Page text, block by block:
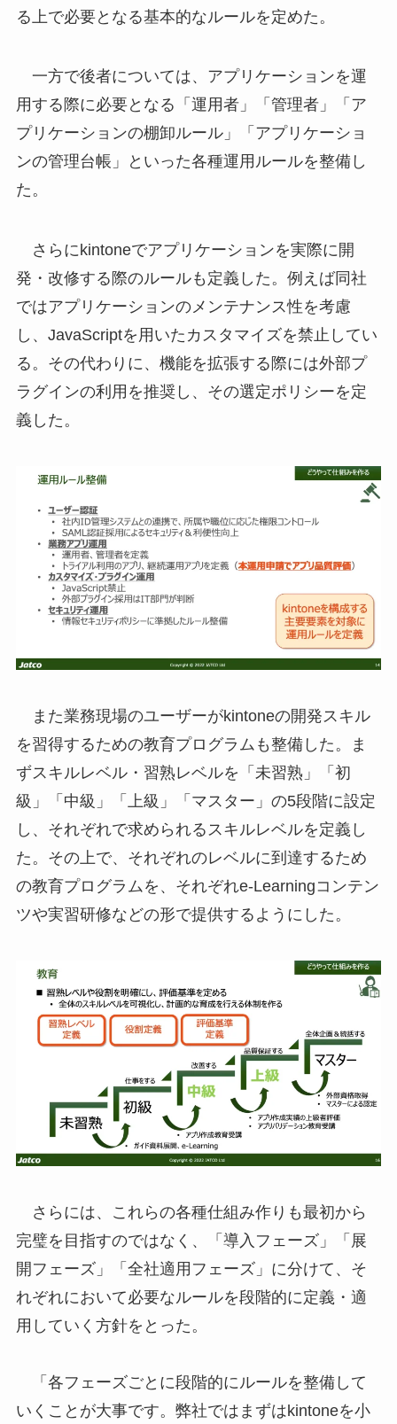
る上で必要となる基本的なルールを定めた。
一方で後者については、アプリケーションを運
用する際に必要となる「運用者」「管理者」「ア
プリケーションの棚卸ルール」「アプリケーショ
ンの管理台帳」といった各種運用ルールを整備し
た。
さらにkintoneでアプリケーションを実際に開
発・改修する際のルールも定義した。例えば同社
ではアプリケーションのメンテナンス性を考慮
し、JavaScriptを用いたカスタマイズを禁止してい
る。その代わりに、機能を拡張する際には外部プ
ラグインの利用を推奨し、その選定ポリシーを定
義した。
また業務現場のユーザーがkintoneの開発スキル
を習得するための教育プログラムも整備した。ま
ずスキルレベル・習熟レベルを「未習熟」「初
級」「中級」「上級」「マスター」の5段階に設定
し、それぞれで求められるスキルレベルを定義し
た。その上で、それぞれのレベルに到達するため
の教育プログラムを、それぞれe-Learningコンテン
ツや実習研修などの形で提供するようにした。
さらには、これらの各種仕組み作りも最初から
完璧を目指すのではなく、「導入フェーズ」「展
開フェーズ」「全社適用フェーズ」に分けて、そ
れぞれにおいて必要なルールを段階的に定義・適
用していく方針をとった。
「各フェーズごとに段階的にルールを整備して
いくことが大事です。弊社ではまずはkintoneを小